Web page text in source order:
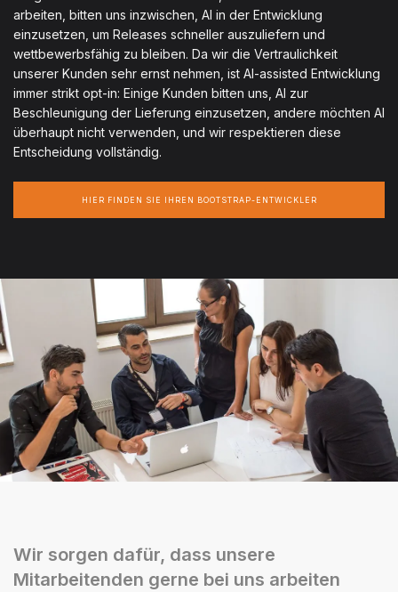
arbeiten, bitten uns inzwischen, AI in der Entwicklung
einzusetzen, um Releases schneller auszuliefern und
wettbewerbsfähig zu bleiben. Da wir die Vertraulichkeit
unserer Kunden sehr ernst nehmen, ist AI-assisted Entwicklung
immer strikt opt-in: Einige Kunden bitten uns, AI zur
Beschleunigung der Lieferung einzusetzen, andere möchten AI
überhaupt nicht verwenden, und wir respektieren diese
Entscheidung vollständig.
HIER FINDEN SIE IHREN BOOTSTRAP-ENTWICKLER
Wir sorgen dafür, dass unsere
Mitarbeitenden gerne bei uns arbeiten